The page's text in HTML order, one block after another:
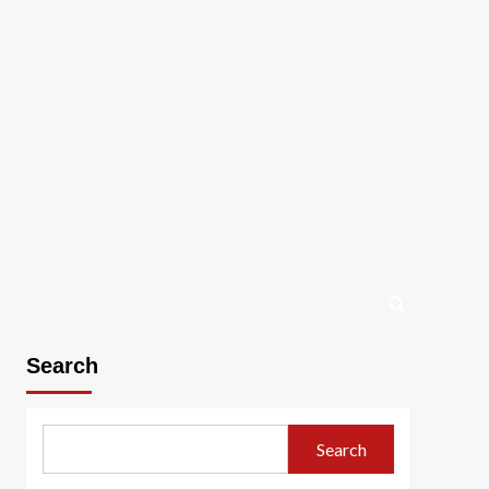
Search
Search